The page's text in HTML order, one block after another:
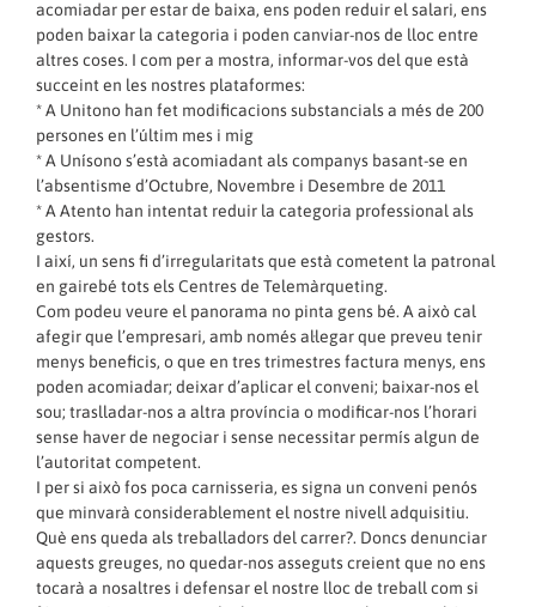
acomiadar per estar de baixa, ens poden reduir el salari, ens
poden baixar la categoria i poden canviar-nos de lloc entre
altres coses. I com per a mostra, informar-vos del que està
succeint en les nostres plataformes:
* A Unitono han fet modificacions substancials a més de 200
persones en l’últim mes i mig
* A Unísono s’està acomiadant als companys basant-se en
l’absentisme d’Octubre, Novembre i Desembre de 2011
* A Atento han intentat reduir la categoria professional als
gestors.
I així, un sens fi d’irregularitats que està cometent la patronal
en gairebé tots els Centres de Telemàrqueting.
Com podeu veure el panorama no pinta gens bé. A això cal
afegir que l’empresari, amb només al·legar que preveu tenir
menys beneficis, o que en tres trimestres factura menys, ens
poden acomiadar; deixar d’aplicar el conveni; baixar-nos el
sou; traslladar-nos a altra província o modificar-nos l’horari
sense haver de negociar i sense necessitar permís algun de
l’autoritat competent.
I per si això fos poca carnisseria, es signa un conveni penós
que minvarà considerablement el nostre nivell adquisitiu.
Què ens queda als treballadors del carrer?. Doncs denunciar
aquests greuges, no quedar-nos asseguts creient que no ens
tocarà a nosaltres i defensar el nostre lloc de treball com si